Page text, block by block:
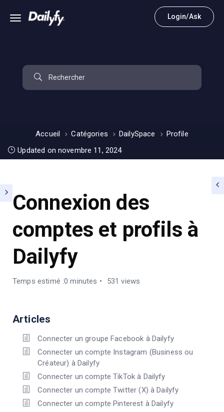
Login/Ask
Accueil Catégories DailySpace
Profile
Updated on novembre 11, 2024
Connexion des
comptes et profils à
Dailyfy
Temps estimé :0 minutes 531 views
Articles
Connecter un groupe Facebook à Dailyfy
Connecter un compte Instagram (Business ou
Créateur) à Dailyfy
Connecter un compte TikTok à Dailyfy
Connecter un compte Twitter (X) à Dailyfy
Connecter un compte Pinterest à Dailyfy